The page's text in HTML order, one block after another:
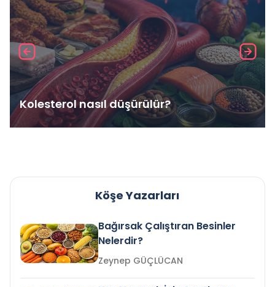
Kolesterol nasıl düşürülür?
Köşe Yazarları
Bağırsak Çalıştıran Besinler
Nelerdir?
Zeynep GÜÇLÜCAN